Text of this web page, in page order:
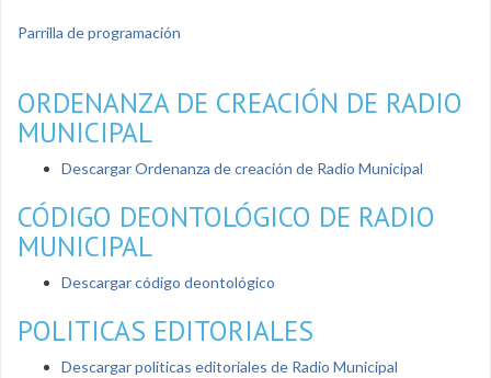
Parrilla de programación
ORDENANZA DE CREACIÓN DE RADIO
MUNICIPAL
Descargar Ordenanza de creación de Radio Municipal
CÓDIGO DEONTOLÓGICO DE RADIO
MUNICIPAL
Descargar código deontológico
POLITICAS EDITORIALES
Descargar politicas editoriales de Radio Municipal